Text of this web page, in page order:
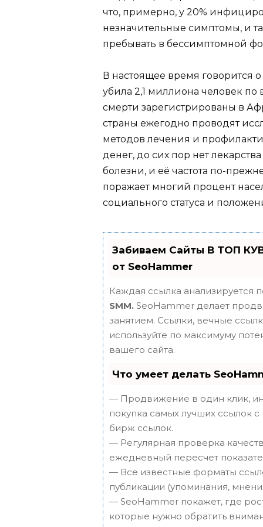
что, примерно, у 20%
незначительные симптомы, и
пребывать в бессимптомной
В настоящее время говорится
убила 2,1 миллиона человек по
смерти зарегистрированы в
страны ежегодно проводят
методов лечения и
денег, до сих пор нет
болезни, и её частота по-
поражает многий процент
социального статуса и
Забиваем Сайты В ТОП
от SeoHammer
Каждая ссылка анализируется
SMM. SeoHammer делает
занятием. Ссылки, вечные
используйте по максимуму
вашего сайта.
Что умеет делать
— Продвижение в один клик,
покупка самых лучших ссылок
бирж ссылок.
— Регулярная проверка
ежедневный пересчет
— Все известные форматы
публикации (упоминания,
— SeoHammer покажет, где
которые нужно обратить